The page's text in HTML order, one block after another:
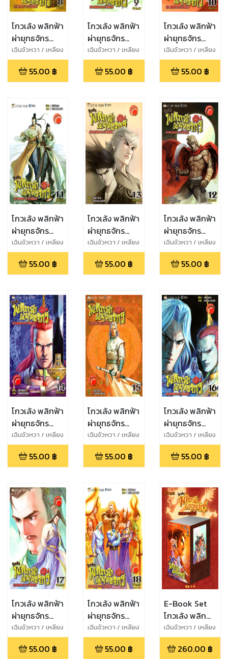
โกวเล้ง พลิกฟ้า
ผ่ายุทธจักร
ภาคทลาย
ราชันย์ เล่ม 8
เฉินจัวหวา / เหลียง
กวงหมิง
55.00 ฿
โกวเล้ง พลิกฟ้า
ผ่ายุทธจักร
ภาคทลาย
ราชันย์ เล่ม 9
เฉินจัวหวา / เหลียง
กวงหมิง
55.00 ฿
โกวเล้ง พลิกฟ้า
ผ่ายุทธจักร
ภาคทลาย
ราชันย์ เล่ม 10
เฉินจัวหวา / เหลียง
กวงหมิง
55.00 ฿
โกวเล้ง พลิกฟ้า
ผ่ายุทธจักร
ภาคทลาย
ราชันย์ เล่ม 11
เฉินจัวหวา / เหลียง
กวงหมิง
55.00 ฿
โกวเล้ง พลิกฟ้า
ผ่ายุทธจักร
ภาคทลาย
ราชันย์ เล่ม 13
เฉินจัวหวา / เหลียง
กวงหมิง
55.00 ฿
โกวเล้ง พลิกฟ้า
ผ่ายุทธจักร
ภาคทลาย
ราชันย์ เล่ม 12
เฉินจัวหวา / เหลียง
กวงหมิง
55.00 ฿
โกวเล้ง พลิกฟ้า
ผ่ายุทธจักร
ภาคทลาย
ราชันย์ เล่ม 14
เฉินจัวหวา / เหลียง
กวงหมิง
55.00 ฿
โกวเล้ง พลิกฟ้า
ผ่ายุทธจักร
ภาคทลาย
ราชันย์ เล่ม 15
เฉินจัวหวา / เหลียง
กวงหมิง
55.00 ฿
โกวเล้ง พลิกฟ้า
ผ่ายุทธจักร
ภาคทลาย
ราชันย์ เล่ม 16
เฉินจัวหวา / เหลียง
กวงหมิง
55.00 ฿
โกวเล้ง พลิกฟ้า
ผ่ายุทธจักร
ภาคทลาย
ราชันย์ เล่ม 17
เฉินจัวหวา / เหลียง
กวงหมิง
55.00 ฿
โกวเล้ง พลิกฟ้า
ผ่ายุทธจักร
ภาคทลาย
ราชันย์ เล่ม 18
จบภาค
เฉินจัวหวา / เหลียง
กวงหมิง
55.00 ฿
E-Book Set
โกวเล้ง พลิกฟ้า
ผ่ายุทธจักร
ภาคทลาย
ราชันย์ เล่ม 1-6
เฉินจัวหวา / เหลียง
กวงหมิง
260.00 ฿